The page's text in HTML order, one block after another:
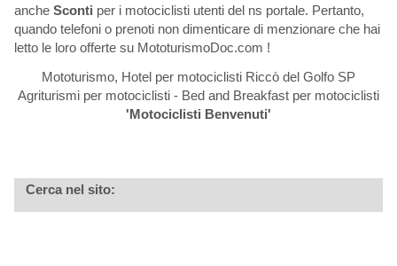
anche Sconti per i motociclisti utenti del ns portale. Pertanto,
quando telefoni o prenoti non dimenticare di menzionare che hai
letto le loro offerte su MototurismoDoc.com !
Mototurismo, Hotel per motociclisti Riccò del Golfo SP
Agriturismi per motociclisti - Bed and Breakfast per motociclisti
'Motociclisti Benvenuti'
Cerca nel sito: